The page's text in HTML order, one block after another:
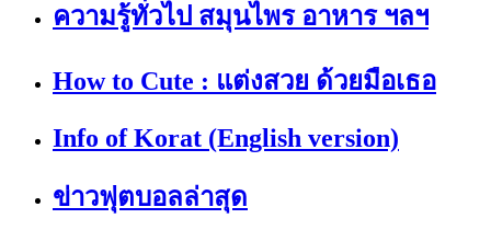
ความรู้ทั่วไป สมุนไพร อาหาร ฯลฯ
How to Cute : แต่งสวย ด้วยมือเธอ
Info of Korat (English version)
ข่าวฟุตบอลล่าสุด